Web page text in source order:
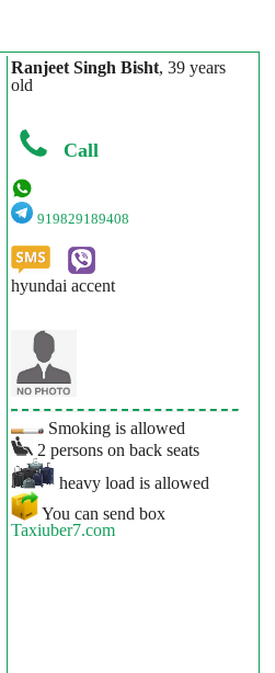
Ranjeet Singh Bisht, 39 years
old
Call
919829189408
hyundai accent
Smoking is allowed
2 persons on back seats
heavy load is allowed
You can send box
Taxiuber7.com